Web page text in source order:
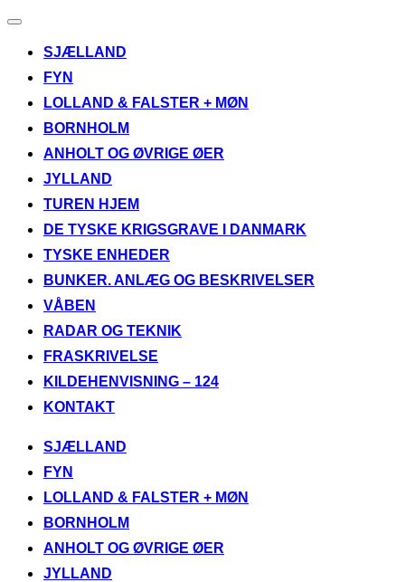
Slå
til/fraSJÆLLAND
FYN
LOLLAND & FALSTER + MØN
BORNHOLM
ANHOLT OG ØVRIGE ØER
JYLLAND
TUREN HJEM
DE TYSKE KRIGSGRAVE I DANMARK
TYSKE ENHEDER
BUNKER. ANLÆG OG BESKRIVELSER
VÅBEN
RADAR OG TEKNIK
FRASKRIVELSE
KILDEHENVISNING – 124
KONTAKT
Videre
indhold
SJÆLLAND
FYN
LOLLAND & FALSTER + MØN
BORNHOLM
ANHOLT OG ØVRIGE ØER
JYLLAND